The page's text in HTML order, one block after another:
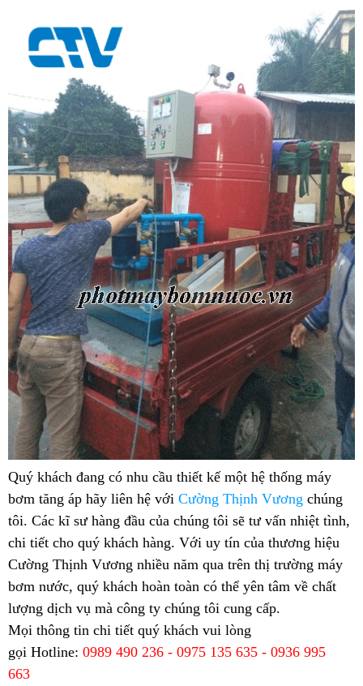
Quý khách đang có nhu cầu thiết kế một hệ thống máy
bơm tăng áp hãy liên hệ với Cường Thịnh Vương chúng
tôi. Các kĩ sư hàng đầu của chúng tôi sẽ tư vấn nhiệt tình,
chi tiết cho quý khách hàng. Với uy tín của thương hiệu
Cường Thịnh Vương nhiều năm qua trên thị trường máy
bơm nước, quý khách hoàn toàn có thể yên tâm về chất
lượng dịch vụ mà công ty chúng tôi cung cấp.
Mọi thông tin chi tiết quý khách vui lòng
gọi Hotline: 0989 490 236 - 0975 135 635 - 0936 995
663